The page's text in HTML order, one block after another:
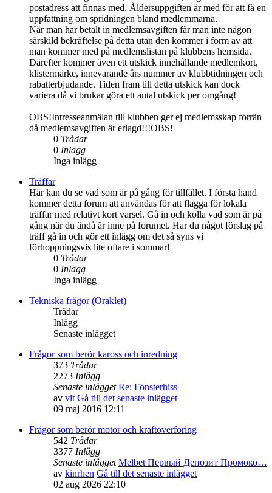
postadress att finnas med. Åldersuppgiften är med för att få en
uppfattning om spridningen bland medlemmarna.
När man har betalt in medlemsavgiften får man inte någon
särskild bekräftelse på detta utan den kommer i form av att
man kommer med på medlemslistan på klubbens hemsida.
Därefter kommer även ett utskick innehållande medlemkort,
klistermärke, innevarande års nummer av klubbtidningen och
rabatterbjudande. Tiden fram till detta utskick kan dock
variera då vi brukar göra ett antal utskick per omgång!
OBS!Intresseanmälan till klubben ger ej medlemsskap förrän
då medlemsavgiften är erlagd!!!OBS!
0 Trådar
0 Inlägg
Inga inlägg
Träffar
Här kan du se vad som är på gång för tillfället. I första hand
kommer detta forum att användas för att flagga för lokala
träffar med relativt kort varsel. Gå in och kolla vad som är på
gång när du ändå är inne på forumet. Har du något förslag på
träff gå in och gör ett inlägg om det så syns vi
förhoppningsvis lite oftare i sommar!
0 Trådar
0 Inlägg
Inga inlägg
Tekniska frågor (Oraklet)
Trådar
Inlägg
Senaste inlägget
Frågor som berör kaross och inredning
373 Trådar
2273 Inlägg
Senaste inlägget Re: Fönsterhiss
av vit Gå till det senaste inlägget
09 maj 2016 12:11
Frågor som berör motor och kraftöverföring
542 Trådar
3377 Inlägg
Senaste inlägget Melbet Первый Депозит Промоко…
av kinrhen Gå till det senaste inlägget
02 aug 2026 22:10